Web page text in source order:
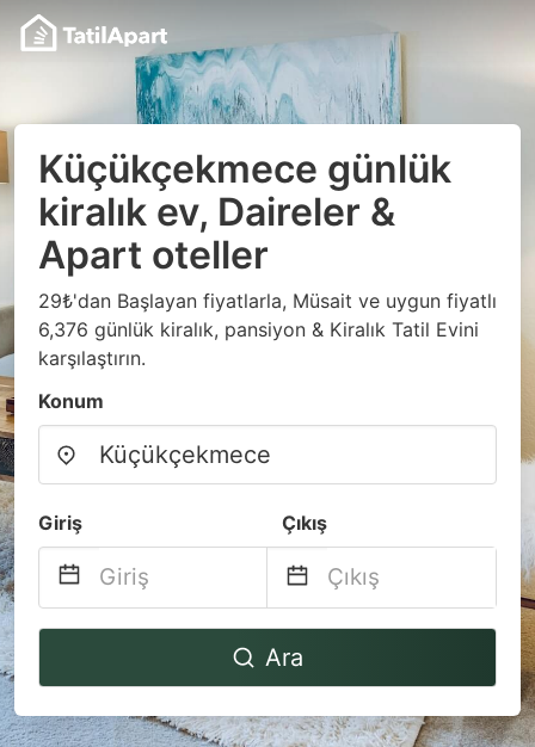
Küçükçekmece günlük
kiralık ev, Daireler &
Apart oteller
29₺'dan Başlayan fiyatlarla, Müsait ve uygun fiyatlı
6,376 günlük kiralık, pansiyon & Kiralık Tatil Evini
karşılaştırın.
Konum
Giriş Çıkış
Navigate
to
interact
Navigate
to
interact
Ara